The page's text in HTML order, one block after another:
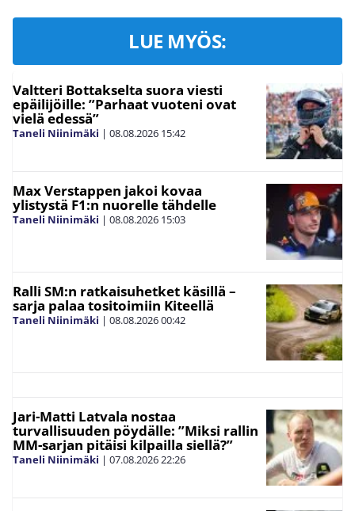
LUE MYÖS:
Valtteri Bottakselta suora viesti
epäilijöille: ”Parhaat vuoteni ovat
vielä edessä”
Taneli Niinimäki | 08.08.2026 15:42
Max Verstappen jakoi kovaa
ylistystä F1:n nuorelle tähdelle
Taneli Niinimäki | 08.08.2026 15:03
Ralli SM:n ratkaisuhetket käsillä –
sarja palaa tositoimiin Kiteellä
Taneli Niinimäki | 08.08.202600:42
Jari-Matti Latvala nostaa
turvallisuuden pöydälle: ”Miksi rallin
MM-sarjan pitäisi kilpailla siellä?”
Taneli Niinimäki | 07.08.202622:26